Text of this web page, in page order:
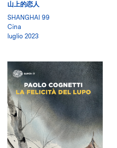
山上的恋人
SHANGHAI 99
Cina
luglio 2023